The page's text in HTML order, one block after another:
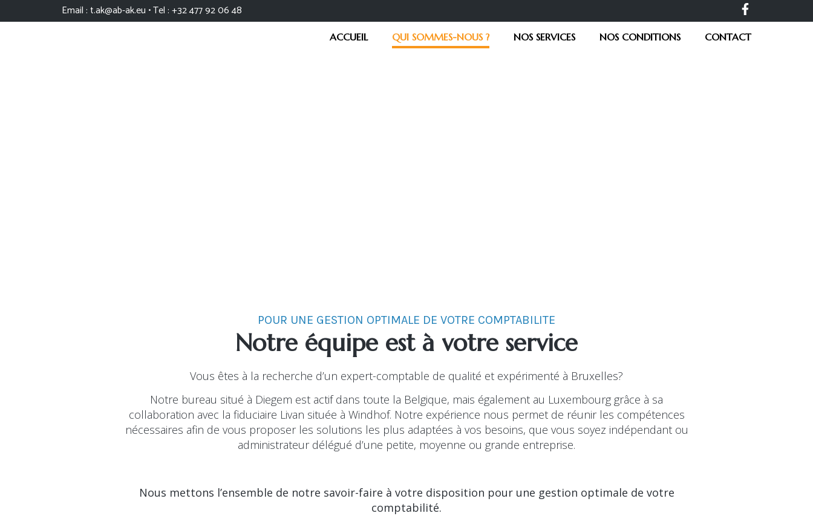
Email : t.ak@ab-ak.eu​​​​​​​ • Tel : +32 477 92 06 48
ACCUEIL QUI SOMMES-NOUS ? NOS SERVICES NOS CONDITIONS CONTACT
POUR UNE GESTION OPTIMALE DE VOTRE COMPTABILITE
Notre équipe est à votre service
Vous êtes à la recherche d’un expert-comptable de qualité et expérimenté à Bruxelles?
Notre bureau situé à Diegem est actif dans toute la Belgique, mais également au Luxembourg grâce à sa
collaboration avec la fiduciaire Livan située à Windhof. Notre expérience nous permet de réunir les compétences
nécessaires afin de vous proposer les solutions les plus adaptées à vos besoins, que vous soyez indépendant ou
administrateur délégué d’une petite, moyenne ou grande entreprise.
Nous mettons l’ensemble de notre savoir-faire à votre disposition pour une gestion optimale de votre
comptabilité.